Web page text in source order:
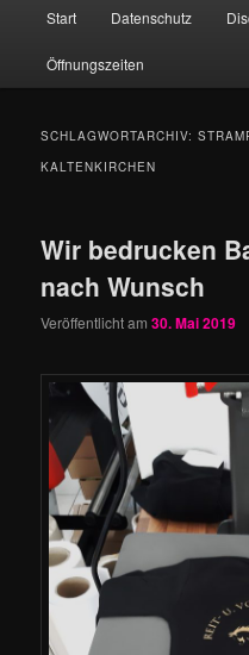
Start Datenschutz
Öffnungszeiten
SCHLAGWORTARCHIV:
KALTENKIRCHEN
Wir bedrucken
nach Wunsch
Veröffentlicht am30. Mai 2019